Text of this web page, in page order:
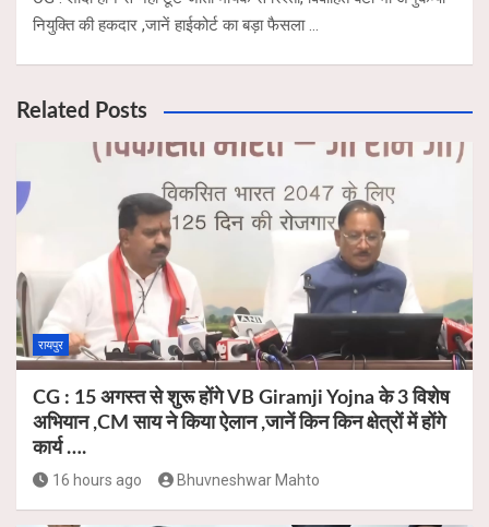
नियुक्ति की हकदार ,जानें हाईकोर्ट का बड़ा फैसला …
Related Posts
रायपुर
CG : 15 अगस्त से शुरू होंगे VB Giramji Yojna के 3 विशेष
अभियान ,CM साय ने किया ऐलान ,जानें किन किन क्षेत्रों में होंगे
कार्य ….
16 hours ago Bhuvneshwar Mahto